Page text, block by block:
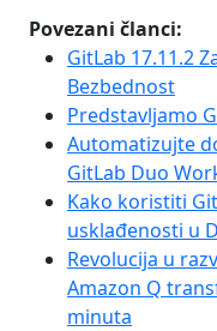
Povezani članci:
GitLab 17.11.2
Bezbednost
Predstavljamo
Automatizujte
GitLab Duo
Kako koristiti
usklađenosti u
Revolucija u
Amazon Q
minuta